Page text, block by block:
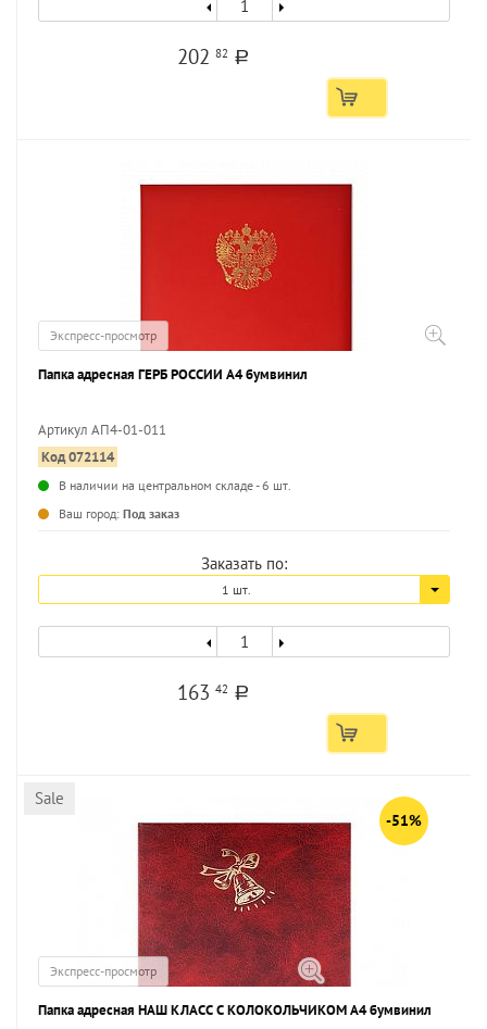
20282 a
Экспресс-просмотр
Папка адресная ГЕРБ РОССИИ А4 бумвинил
Артикул АП4-01-011
Код 072114
В наличии на центральном складе - 6 шт.
Ваш город: Под заказ
Заказать по:
1 шт.
16342 a
Sale
-51%
Экспресс-просмотр
Папка адресная НАШ КЛАСС С КОЛОКОЛЬЧИКОМ А4 бумвинил